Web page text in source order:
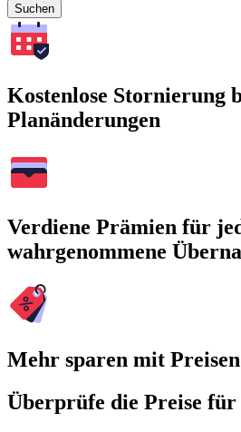
Suchen
Kostenlose Stornierung
Planänderungen
Verdiene Prämien für
wahrgenommene
Mehr sparen mit
Überprüfe die Preise für